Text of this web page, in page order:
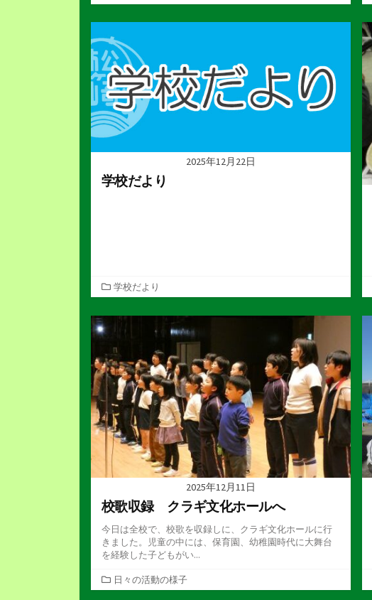
テ
ゴ
リ
ー
2025年12月22日
学校だより
カ
テ
ゴ
学校だより
2025年12月11日
校歌収録 クラギ文化ホールへ
今日は全校で、校歌を収録しに、クラギ文化ホールに行
きました。児童の中には、保育園、幼稚園時代に大舞台
を経験した子どもがい...
カ
テ
日々の活動の様子